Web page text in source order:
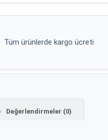
Tüm ürünlerde kargo ücreti
Değerlendirmeler (0)